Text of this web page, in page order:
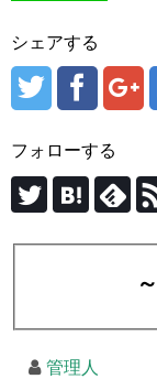
シェアする
フォローする
～
管理人